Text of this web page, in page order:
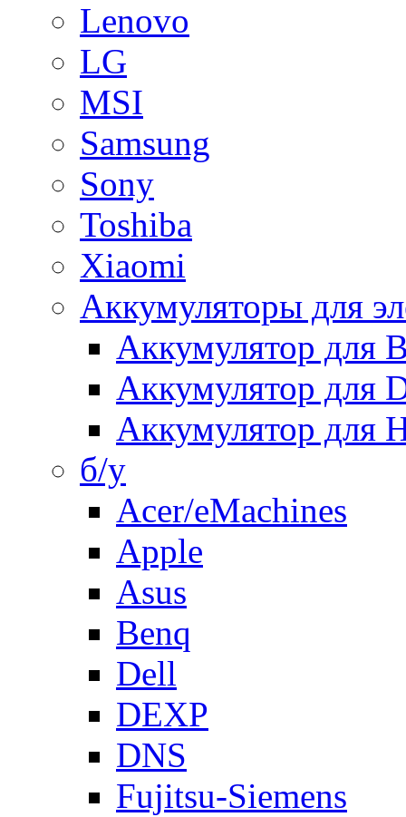
Lenovo
LG
MSI
Samsung
Sony
Toshiba
Xiaomi
Аккумуляторы для
Аккумулятор для
Аккумулятор для
Аккумулятор для
б/у
Acer/eMachines
Apple
Asus
Benq
Dell
DEXP
DNS
Fujitsu-Siemens